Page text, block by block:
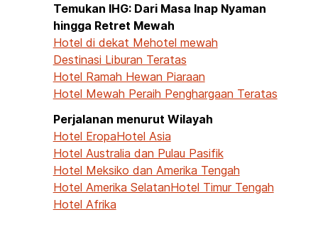
Temukan IHG: Dari Masa Inap Nyaman
hingga Retret Mewah
Hotel di dekat Mehotel mewah
Destinasi Liburan Teratas
Hotel Ramah Hewan Piaraan
Hotel Mewah Peraih Penghargaan Teratas
Perjalanan menurut Wilayah
Hotel EropaHotel Asia
Hotel Australia dan Pulau Pasifik
Hotel Meksiko dan Amerika Tengah
Hotel Amerika SelatanHotel Timur Tengah
Hotel Afrika